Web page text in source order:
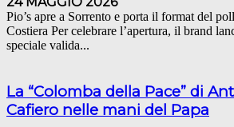
Pio’s apre a Sorrento e porta il format del
Costiera Per celebrare l’apertura, il brand
speciale valida...
La “Colomba della Pace” di
Cafiero nelle mani del Papa